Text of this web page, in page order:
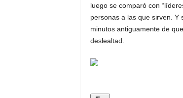
luego se comparó con
personas a las que sirven. Y
minutos antiguamente de
deslealtad.